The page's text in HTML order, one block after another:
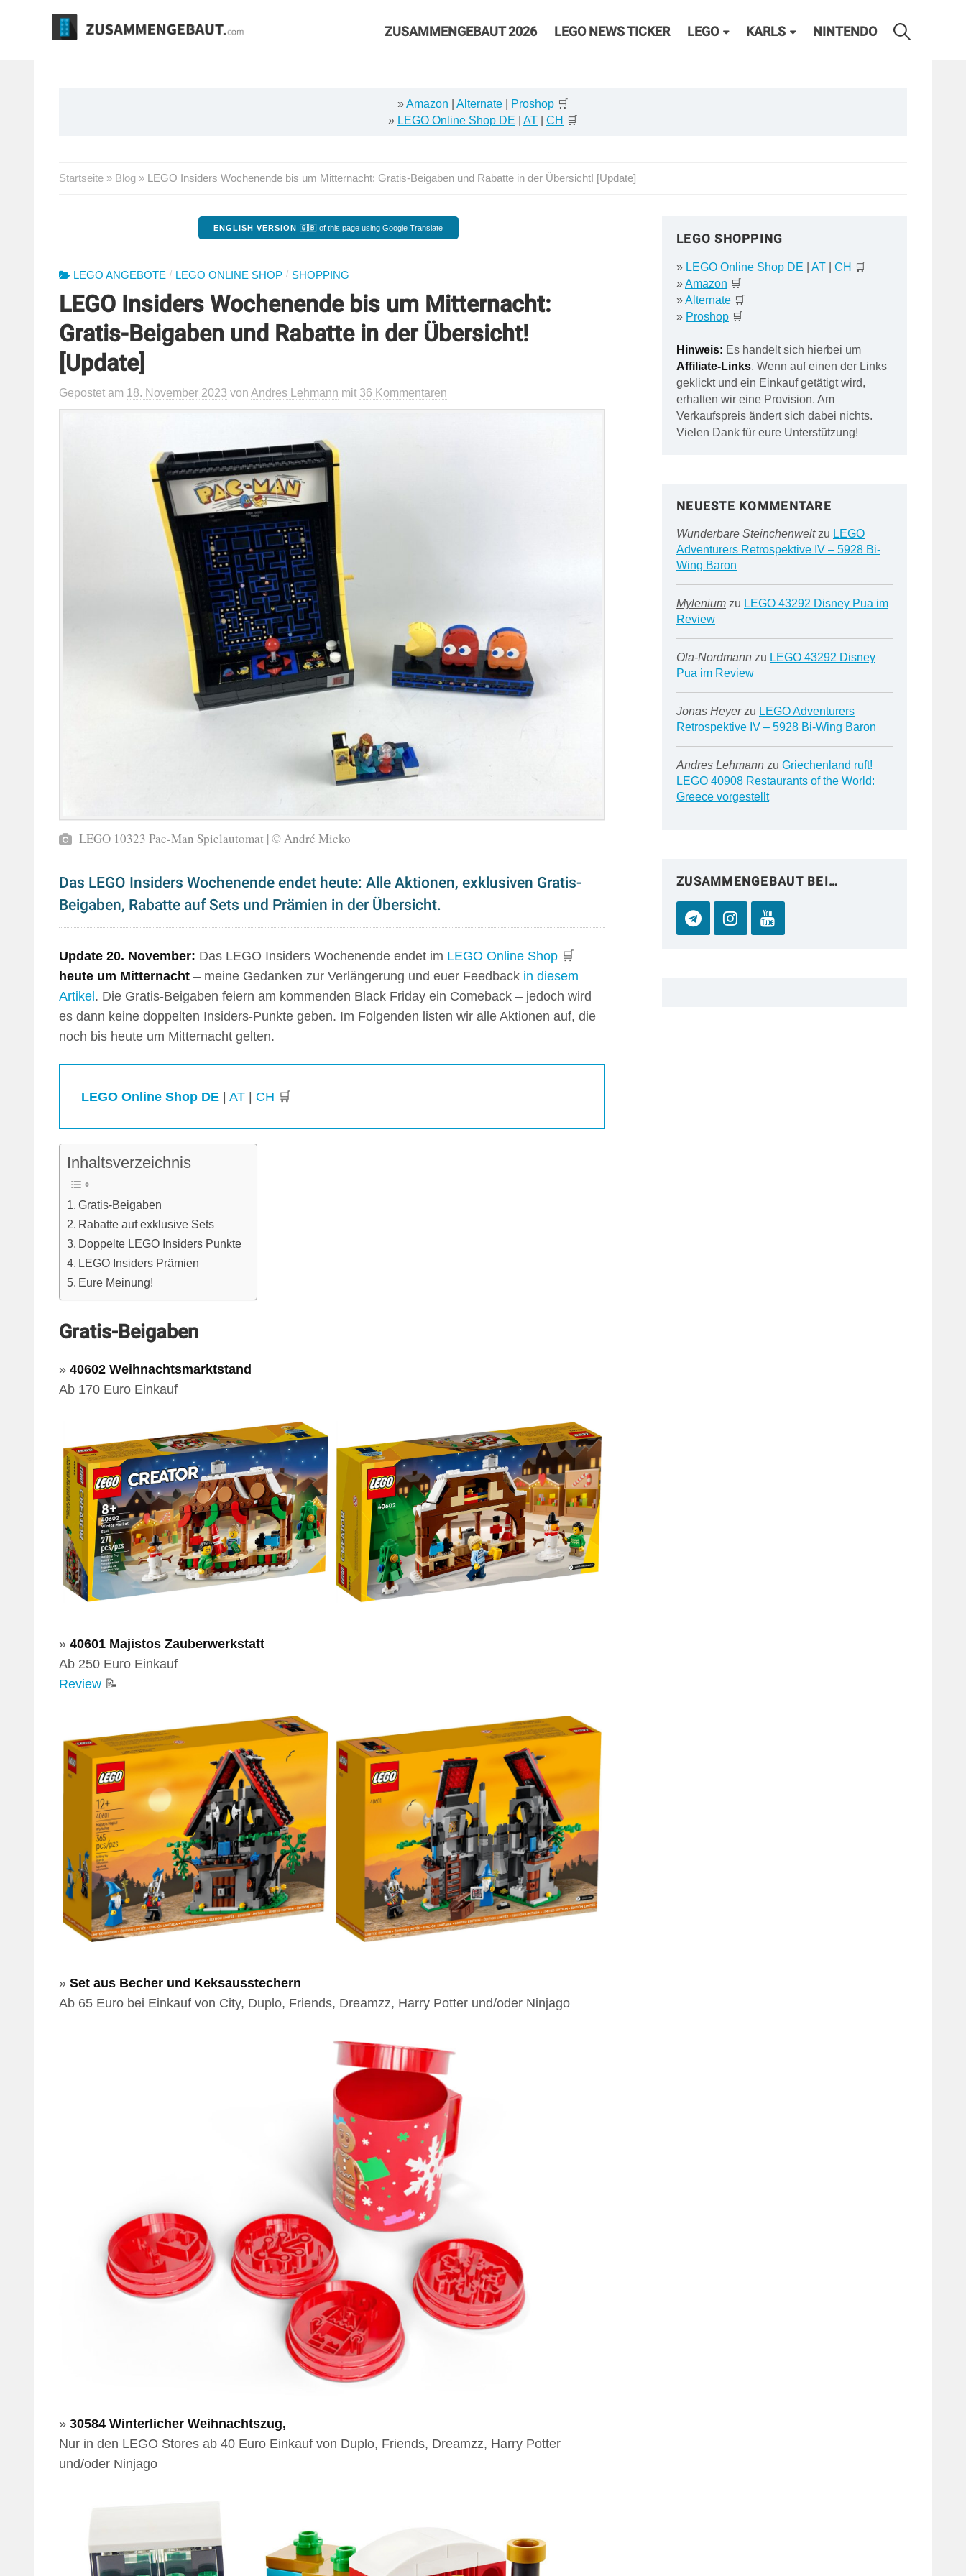
ZUSAMMENGEBAUT 2026 LEGO NEWS TICKER LEGO KARLS NINTENDO
»Amazon Alternate Proshop 🛒
» LEGO Online Shop DE AT CH 🛒
Startseite » Blog » LEGO Insiders Wochenende bis um Mitternacht: Gratis-Beigaben und Rabatte in der Übersicht! [Update]
ENGLISH VERSION 🇬🇧 of this page using Google Translate
LEGO ANGEBOTE / LEGO ONLINE SHOP / SHOPPING
LEGO Insiders Wochenende bis um Mitternacht:
Gratis-Beigaben und Rabatte in der Übersicht!
[Update]
Gepostet am 18. November 2023 von Andres Lehmann mit 36 Kommentaren
LEGO 10323 Pac-Man Spielautomat | © André Micko
Das LEGO Insiders Wochenende endet heute: Alle Aktionen, exklusiven Gratis-
Beigaben, Rabatte auf Sets und Prämien in der Übersicht.
Update 20. November: Das LEGO Insiders Wochenende endet im LEGO Online Shop 🛒
heute um Mitternacht – meine Gedanken zur Verlängerung und euer Feedback in diesem
Artikel . Die Gratis-Beigaben feiern am kommenden Black Friday ein Comeback – jedoch wird
es dann keine doppelten Insiders-Punkte geben. Im Folgenden listen wir alle Aktionen auf, die
noch bis heute um Mitternacht gelten.
LEGO Online Shop DE AT CH 🛒
Inhaltsverzeichnis
Gratis-Beigaben
Rabatte auf exklusive Sets
Doppelte LEGO Insiders Punkte
LEGO Insiders Prämien
Eure Meinung!
Gratis-Beigaben
» 40602 Weihnachtsmarktstand
Ab 170 Euro Einkauf
» 40601 Majistos Zauberwerkstatt
Ab 250 Euro Einkauf
Review 📝
» Set aus Becher und Keksausstechern
Ab 65 Euro bei Einkauf von City, Duplo, Friends, Dreamzz, Harry Potter und/oder Ninjago
» 30584 Winterlicher Weihnachtszug,
Nur in den LEGO Stores ab 40 Euro Einkauf von Duplo, Friends, Dreamzz, Harry Potter
und/oder Ninjago
LEGO SHOPPING
» LEGO Online Shop DE AT| CH 🛒
»Amazon 🛒
»Alternate🛒
» Proshop🛒
Hinweis: Es handelt sich hierbei um
Affiliate-Links. Wenn auf einen der Links
geklickt und ein Einkauf getätigt wird,
erhalten wir eine Provision. Am
Verkaufspreis ändert sich dabei nichts.
Vielen Dank für eure Unterstützung!
NEUESTE KOMMENTARE
Wunderbare Steinchenweltzu LEGO
Adventurers Retrospektive IV – 5928 Bi-
Wing Baron
Myleniumzu LEGO 43292 Disney Pua im
Review
Ola-Nordmannzu LEGO 43292 Disney
Pua im Review
Jonas Heyerzu LEGO Adventurers
Retrospektive IV – 5928 Bi-Wing Baron
Andres Lehmannzu Griechenland ruft!
LEGO 40908 Restaurants of the World:
Greece vorgestellt
ZUSAMMENGEBAUT BEI…